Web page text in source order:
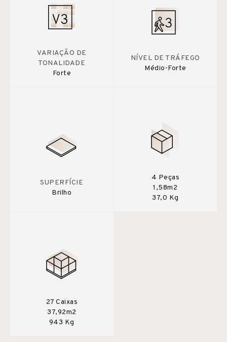
VARIAÇÃO DE
TONALIDADE
Forte
NÍVEL DE TRÁFEGO
Médio-Forte
SUPERFÍCIE
Brilho
4 Peças
1,58m2
37,0 Kg
27 Caixas
37,92m2
943 Kg